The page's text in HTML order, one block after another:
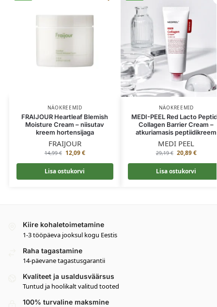
NÄOKREEMID
FRAIJOUR Heartleaf Blemish
Moisture Cream – niisutav
kreem hortensijaga
FRAIJOUR
14,99€ 12,09€
Lisa ostukorvi
NÄOKREEMID
MEDI-PEEL Red Lacto
Collagen Barrier Cream –
atkuriamasis peptiidikreem
MEDI PEEL
29,19€ 20,89€
Lisa ostukorvi
Kiire kohaletoimetamine
1-3 tööpäeva jooksul kogu Eestis
Raha tagastamine
14-päevane tagastusgarantii
Kvaliteet ja usaldusväärsus
Tuntud ja hoolikalt valitud tooted
100% turvaline maksmine